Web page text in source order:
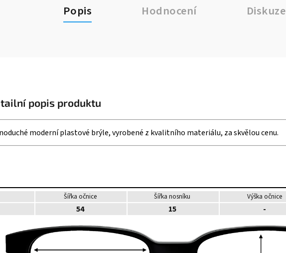
Popis Hodnocení Diskuze
popis produktu
moderní plastové brýle, vyrobené z kvalitního materiálu, za skvělou cenu.
Šířka očnice Šířka nosníku Výška očnice
54 15 -